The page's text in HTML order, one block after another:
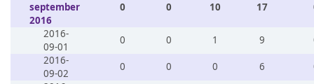
september
2016
0 0 10 17
2016-
09-01
0 0 1 9
2016-
09-02
0 0 0 6